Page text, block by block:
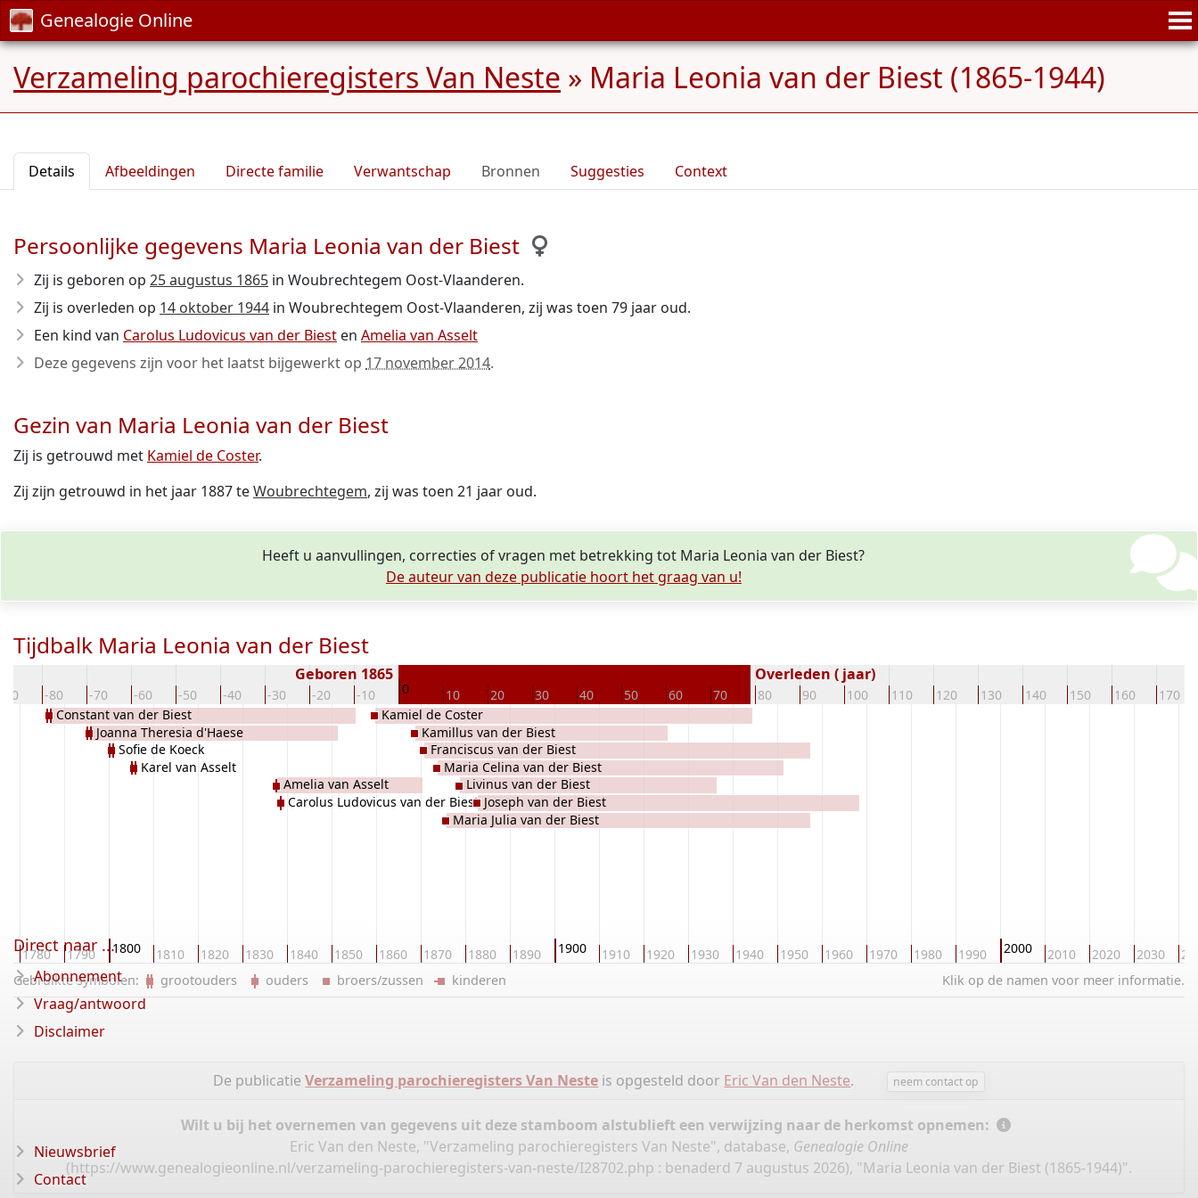
Genealogie Online
Verzameling parochieregisters Van Neste » Maria Leonia van der Biest (1865-1944)
Details Afbeeldingen Directe familie Verwantschap Bronnen Suggesties Context
Persoonlijke gegevens Maria Leonia van der Biest
Zij is geboren op 25 augustus 1865 in Woubrechtegem Oost-Vlaanderen.
Zij is overleden op 14 oktober 1944 in Woubrechtegem Oost-Vlaanderen, zij was toen 79 jaar oud.
Een kind van Carolus Ludovicus van der Biest en Amelia van Asselt
Deze gegevens zijn voor het laatst bijgewerkt op 17 november 2014.
Gezin van Maria Leonia van der Biest
Zij is getrouwd met Kamiel de Coster.
Zij zijn getrouwd in het jaar 1887 teWoubrechtegem, zij was toen 21 jaar oud.
Heeft u aanvullingen, correcties of vragen met betrekking tot Maria Leonia van der Biest?
De auteur van deze publicatie hoort het graag van u!
Tijdbalk Maria Leonia van der Biest
-90 -80 -70 -60 -50 -40 -30 -20 -10 0 10 20 30 40 50 60 70 80 90 100 110 120 130 140 150 160 170
Geboren 1865 Overleden ( jaar)
1780 1790 1800 1810 1820 1830 1840 1850 1860 1870 1880 1890 1900 1910 1920 1930 1940 1950 1960 1970 1980 1990 2000 2010 2020 2030
Constant van der Biest
Joanna Theresia d'Haese
Sofie de Koeck
Karel van Asselt
Amelia van Asselt
Carolus Ludovicus van der Biest
Kamiel de Coster
Kamillus van der Biest
Franciscus van der Biest
Maria Celina van der Biest
Maria Julia van der Biest
Livinus van der Biest
Joseph van der Biest
Klik op de namen voor meer informatie.
Gebruikte symbolen: grootouders ouders broers/zussen kinderen
De publicatieVerzameling parochieregisters Van Neste is opgesteld door Eric Van den Neste. neem contact op
Wilt u bij het overnemen van gegevens uit deze stamboom alstublieft een verwijzing naar de herkomst opnemen:
Eric Van den Neste, "Verzameling parochieregisters Van Neste", database, Genealogie Online
(https://www.genealogieonline.nl/verzameling-parochieregisters-van-neste/I28702.php : benaderd 7 augustus 2026), "Maria Leonia van der Biest (1865-1944)".
Direct naar ...
Abonnement
Vraag/antwoord
Disclaimer
Nieuwsbrief
Contact